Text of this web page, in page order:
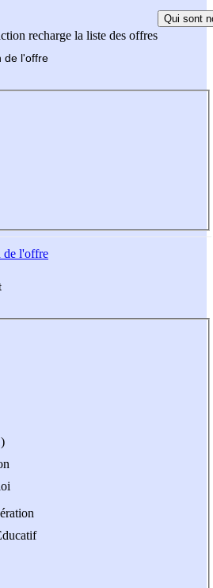
recharge la liste des offres
Qui sont
de l'offre
de l'offre